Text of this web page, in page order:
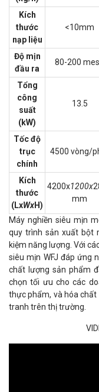
Kích
thước
nạp liệu
<10mm
Độ mịn
đầu ra
80-200
Tổng
công
suất
(kW)
13.5
Tốc độ
trục
chính
4500 vòng/
Kích
thước
(LxWxH)
4200x1200x
mm
Máy nghiền siêu mịn
quy trình sản xuất bột
kiệm năng lượng. Với
siêu mịn WFJ đáp ứng
chất lượng sản phẩm
chọn tối ưu cho các
thực phẩm, và hóa chất
tranh trên thị trường.